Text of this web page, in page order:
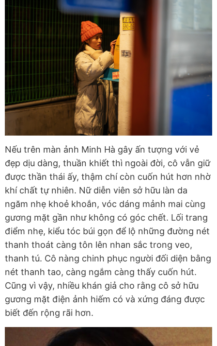
Nếu trên màn ảnh Minh Hà gây ấn tượng với vẻ
đẹp dịu dàng, thuần khiết thì ngoài đời, cô vẫn giữ
được thần thái ấy, thậm chí còn cuốn hút hơn nhờ
khí chất tự nhiên. Nữ diễn viên sở hữu làn da
ngăm nhẹ khoẻ khoắn, vóc dáng mảnh mai cùng
gương mặt gần như không có góc chết. Lối trang
điểm nhẹ, kiểu tóc búi gọn để lộ những đường nét
thanh thoát càng tôn lên nhan sắc trong veo,
thanh tú. Cô nàng chinh phục người đối diện bằng
nét thanh tao, càng ngắm càng thấy cuốn hút.
Cũng vì vậy, nhiều khán giả cho rằng cô sở hữu
gương mặt điện ảnh hiếm có và xứng đáng được
biết đến rộng rãi hơn.